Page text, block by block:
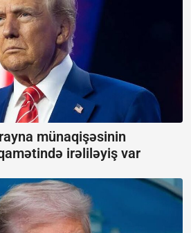
münaqişəsinin
irəliləyiş var